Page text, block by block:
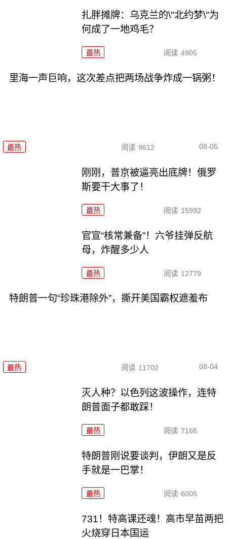
扎胖摊牌：乌克兰的\"北约梦\"为
何成了一地鸡毛？
最热 阅读 4905
里海一声巨响，这次差点把两场战争炸成一锅粥！
最热 阅读 9612 08-05
刚刚，普京被逼亮出底牌！俄罗
斯要干大事了！
最热 阅读 15992
官宣“核常兼备”！六爷挂弹反航
母，炸醒多少人
最热 阅读 12779
特朗普一句“珍珠港除外”，撕开美国霸权遮羞布
最热 阅读 11702 08-04
灭人种？以色列这波操作，连特
朗普面子都敢踩！
最热 阅读 7166
特朗普刚说要谈判，伊朗又是反
手就是一巴掌！
最热 阅读 6005
731！特高课还魂！高市早苗两把
火烧穿日本国运